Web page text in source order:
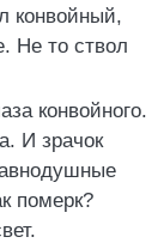
конвойный,
Не то ствол
конвойного.
И зрачок
померк?